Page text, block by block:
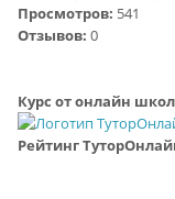
Просмотров: 541
Отзывов: 0
Курс от онлайн
Рейтинг